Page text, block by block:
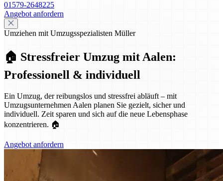
01579-2648225
Angebot anfordern
Umziehen mit Umzugsspezialisten Müller
🏠 Stressfreier Umzug mit Aalen:
Professionell & individuell
Ein Umzug, der reibungslos und stressfrei abläuft – mit
Umzugsunternehmen Aalen planen Sie gezielt, sicher und
individuell. Zeit sparen und sich auf die neue Lebensphase
konzentrieren. 🏠
Angebot anfordern